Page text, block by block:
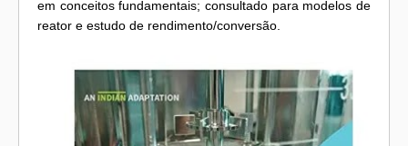
em conceitos fundamentais; consultado para modelos de
reator e estudo de rendimento/conversão.